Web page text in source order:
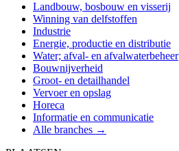
Landbouw, bosbouw en visserij
Winning van delfstoffen
Industrie
Energie, productie en distributie
Water; afval- en afvalwaterbeheer
Bouwnijverheid
Groot- en detailhandel
Vervoer en opslag
Horeca
Informatie en communicatie
Alle branches →